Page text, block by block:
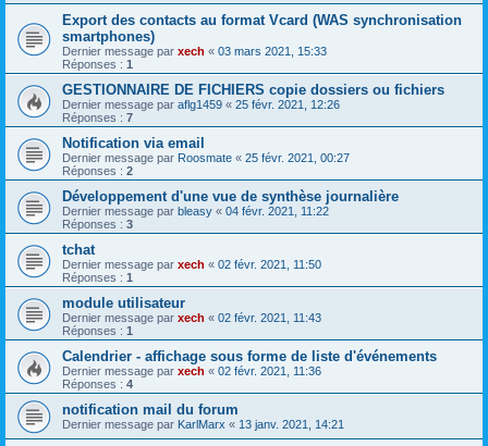
Export des contacts au format Vcard (WAS synchronisation
smartphones)
Dernier message par xech « 03 mars 2021, 15:33
Réponses : 1
GESTIONNAIRE DE FICHIERS copie dossiers ou fichiers
Dernier message par aflg1459 « 25 févr. 2021, 12:26
Réponses : 7
Notification via email
Dernier message par Roosmate « 25 févr. 2021, 00:27
Réponses : 2
Développement d'une vue de synthèse journalière
Dernier message par bleasy « 04 févr. 2021, 11:22
Réponses : 3
tchat
Dernier message par xech « 02 févr. 2021, 11:50
Réponses : 1
module utilisateur
Dernier message par xech « 02 févr. 2021, 11:43
Réponses : 1
Calendrier - affichage sous forme de liste d'événements
Dernier message par xech « 02 févr. 2021, 11:36
Réponses : 4
notification mail du forum
Dernier message par KarlMarx « 13 janv. 2021, 14:21